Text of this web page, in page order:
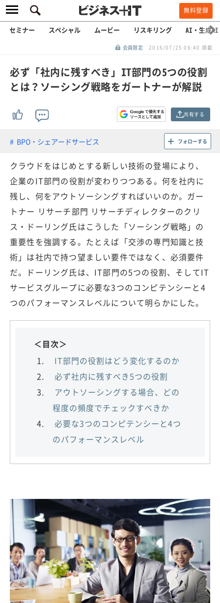
無料登録
セミナー スペシャル ムービー リスキリング AI・生成AI
会員限定 2016/07/25 06:40 掲載
必ず「社内に残すべき」IT部門の5つの役割
とは？ソーシング戦略をガートナーが解説
共有する
BPO・シェアードサービス フォローする
クラウドをはじめとする新しい技術の登場により、
企業のIT部門の役割が変わりつつある。何を社内に
残し、何をアウトソーシングすればいいのか。ガー
トナー リサーチ部門 リサーチディレクターのクリ
ス・ドーリング氏はこうした「ソーシング戦略」の
重要性を強調する。たとえば「交渉の専門知識と技
術」は社内で持つ望ましい要件ではなく、必須要件
だ。ドーリング氏は、IT部門の5つの役割、そしてIT
サービスグループに必要な3つのコンピテンシーと4
つのパフォーマンスレベルについて明らかにした。
＜目次＞
IT部門の役割はどう変化するのか
必ず社内に残すべき5つの役割
アウトソーシングする場合、どの
程度の頻度でチェックすべきか
必要な3つのコンピテンシーと4つ
のパフォーマンスレベル